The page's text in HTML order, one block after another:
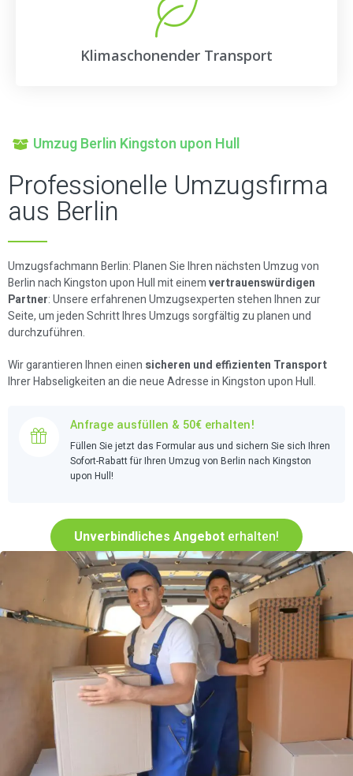
Klimaschonender Transport
Umzug Berlin Kingston upon Hull
Professionelle Umzugsfirma
aus Berlin
Umzugsfachmann Berlin: Planen Sie Ihren nächsten Umzug von
Berlin nach Kingston upon Hull mit einemvertrauenswürdigen
Partner: Unsere erfahrenen Umzugsexperten stehen Ihnen zur
Seite, um jeden Schritt Ihres Umzugs sorgfältig zu planen und
durchzuführen.
Wir garantieren Ihnen einen sicheren und effizienten Transport
Ihrer Habseligkeiten an die neue Adresse in Kingston upon Hull.
Anfrage ausfüllen & 50€ erhalten!
Füllen Sie jetzt das Formular aus und sichern Sie sich Ihren
Sofort-Rabatt für Ihren Umzug von Berlin nach Kingston
upon Hull!
Unverbindliches Angebot erhalten!